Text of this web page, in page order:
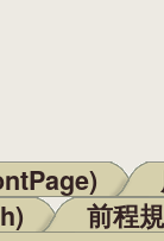
前程